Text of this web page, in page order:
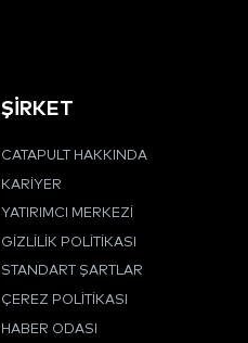
ŞİRKET
CATAPULT HAKKINDA
KARIYER
YATIRIMCI MERKEZI
GIZLILIK POLITIKASI
STANDART ŞARTLAR
ÇEREZ POLITIKASI
HABER ODASI